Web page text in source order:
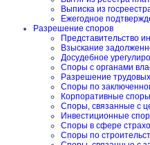
Выписка из
Ежегодное
Разрешение споров
Представительство
Взыскание
Досудебное
Споры с органами
Разрешение
Споры по
Корпоративные
Споры, связанные с
Инвестиционные
Споры в сфере
Споры по